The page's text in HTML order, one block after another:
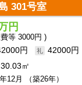
301号室
円
3000円
円
42000円
30.03㎡
12月
（築26年）